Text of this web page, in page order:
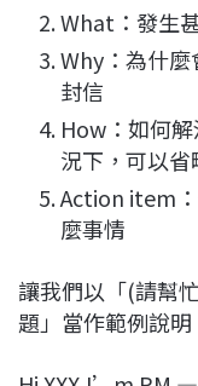
What：發生
Why：為什
封信
How：如何
況下，可以省
Action item
麼事情
讓我們以「(請幫
題」當作範例說明